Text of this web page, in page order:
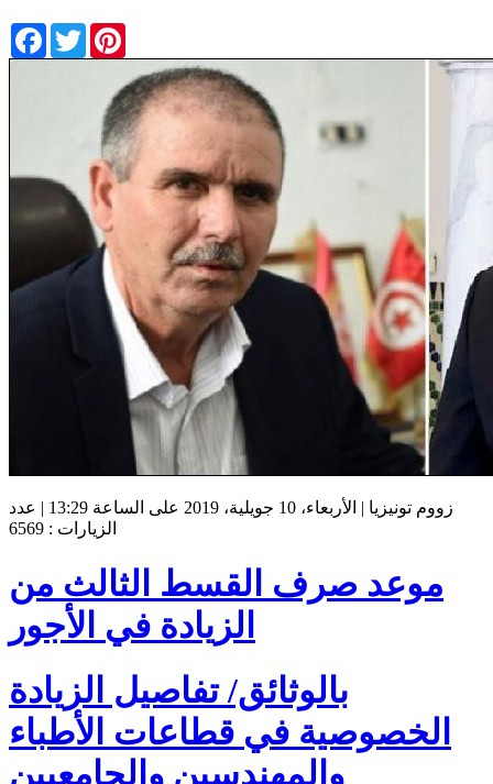
Facebook
Twitter
زووم تونيزيا | الأربعاء، 10 جويلية، 2019 على الساعة 13:29 | عدد
الزيارات : 6569
موعد صرف القسط الثالث من
الزيادة في الأجور
بالوثائق/ تفاصيل الزيادة
الخصوصية في قطاعات الأطباء
والمهندسين والجامعيين